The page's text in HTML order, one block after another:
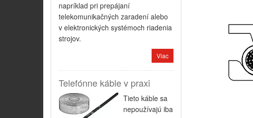
napríklad pri prepájaní
telekomunikačných zaradení alebo
v elektronických systémoch riadenia
strojov.
Viac
Telefónne káble v praxi
Tieto káble sa
nepoužívajú iba